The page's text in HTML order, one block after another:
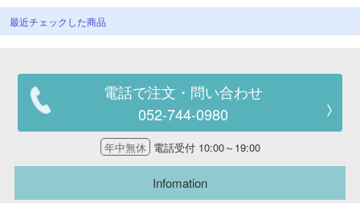
最近チェックした商品
電話で注文・問い合わせ
052-744-0980
年中無休 電話受付 10:00～19:00
Infomation